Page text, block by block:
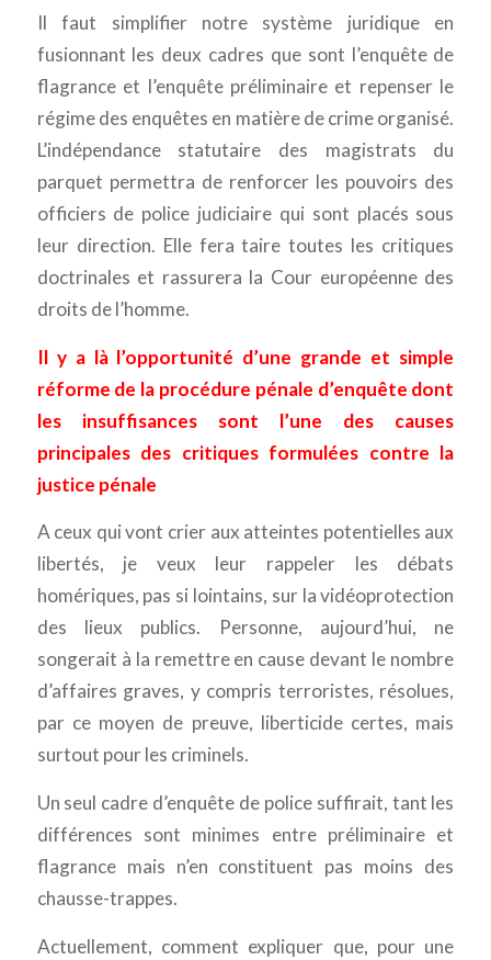
Il faut simplifier notre système juridique en
fusionnant les deux cadres que sont l’enquête de
flagrance et l’enquête préliminaire et repenser le
régime des enquêtes en matière de crime organisé.
L’indépendance statutaire des magistrats du
parquet permettra de renforcer les pouvoirs des
officiers de police judiciaire qui sont placés sous
leur direction. Elle fera taire toutes les critiques
doctrinales et rassurera la Cour européenne des
droits de l’homme.
Il y a là l’opportunité d’une grande et simple
réforme de la procédure pénale d’enquête dont
les insuffisances sont l’une des causes
principales des critiques formulées contre la
justice pénale
A ceux qui vont crier aux atteintes potentielles aux
libertés, je veux leur rappeler les débats
homériques, pas si lointains, sur la vidéoprotection
des lieux publics. Personne, aujourd’hui, ne
songerait à la remettre en cause devant le nombre
d’affaires graves, y compris terroristes, résolues,
par ce moyen de preuve, liberticide certes, mais
surtout pour les criminels.
Un seul cadre d’enquête de police suffirait, tant les
différences sont minimes entre préliminaire et
flagrance mais n’en constituent pas moins des
chausse-trappes.
Actuellement, comment expliquer que, pour une